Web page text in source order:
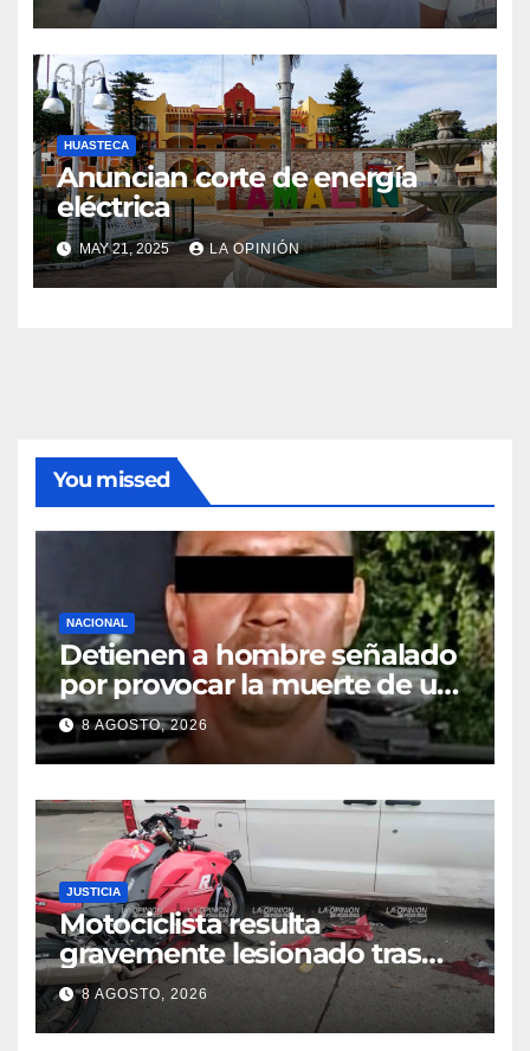
HUASTECA
Anuncian corte de energía
eléctrica
MAY 21, 2025 LA OPINIÓN
You missed
NACIONAL
Detienen a hombre señalado
por provocar la muerte de un
adulto mayor
8 AGOSTO, 2026
JUSTICIA
Motociclista resulta
gravemente lesionado tras
choque en la colonia Ricardo
Flores Magón
8 AGOSTO, 2026